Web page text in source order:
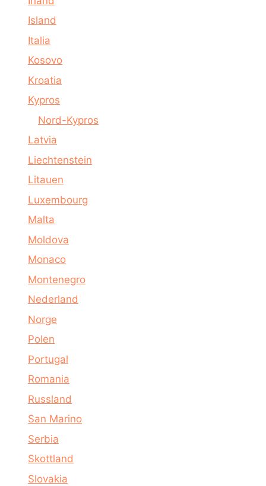
Island
Italia
Kosovo
Kroatia
Kypros
Nord-Kypros
Latvia
Liechtenstein
Litauen
Luxembourg
Malta
Moldova
Monaco
Montenegro
Nederland
Norge
Polen
Portugal
Romania
Russland
San Marino
Serbia
Skottland
Slovakia